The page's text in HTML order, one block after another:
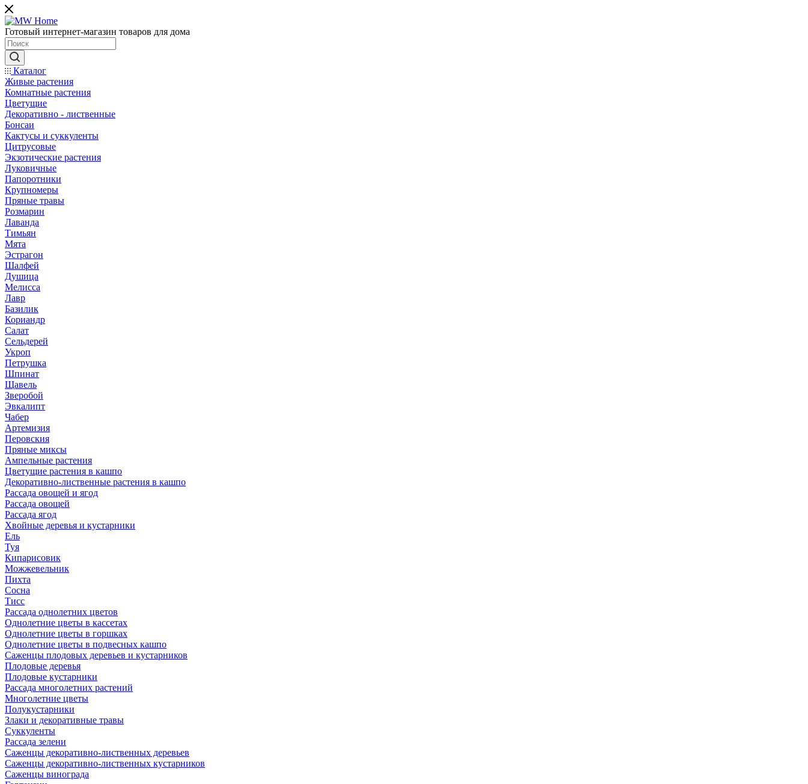
Готовый интернет-магазин товаров для дома
Каталог
Живые растения
Комнатные растения
Цветущие
Декоративно - лиственные
Бонсаи
Кактусы и суккуленты
Цитрусовые
Экзотические растения
Луковичные
Папоротники
Крупномеры
Пряные травы
Розмарин
Лаванда
Тимьян
Мята
Эстрагон
Шалфей
Душица
Мелисса
Лавр
Базилик
Кориандр
Салат
Сельдерей
Укроп
Петрушка
Шпинат
Щавель
Зверобой
Эвкалипт
Чабер
Артемизия
Перовския
Пряные миксы
Ампельные растения
Цветущие растения в кашпо
Декоративно-лиственные растения в кашпо
Рассада овощей и ягод
Рассада овощей
Рассада ягод
Хвойные деревья и кустарники
Ель
Туя
Кипарисовик
Можжевельник
Пихта
Сосна
Тисc
Рассада однолетних цветов
Однолетние цветы в кассетах
Однолетние цветы в горшках
Однолетние цветы в подвесных кашпо
Саженцы плодовых деревьев и кустарников
Плодовые деревья
Плодовые кустарники
Рассада многолетних растений
Многолетние цветы
Полукустарники
Злаки и декоративные травы
Суккуленты
Рассада зелени
Саженцы декоративно-лиственных деревьев
Саженцы декоративно-лиственных кустарников
Саженцы винограда